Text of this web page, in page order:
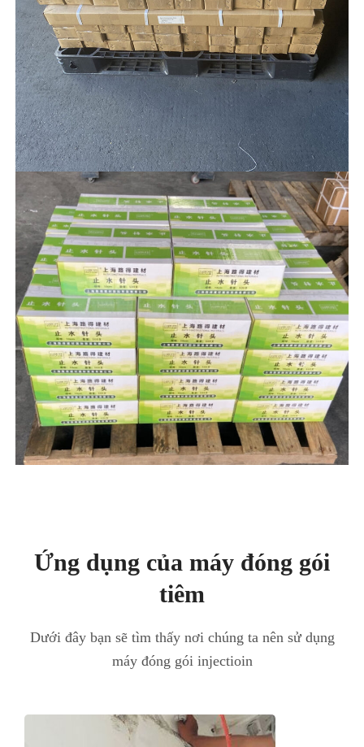
Ứng dụng của máy đóng gói
tiêm
Dưới đây bạn sẽ tìm thấy nơi chúng ta nên sử dụng
máy đóng gói injectioin